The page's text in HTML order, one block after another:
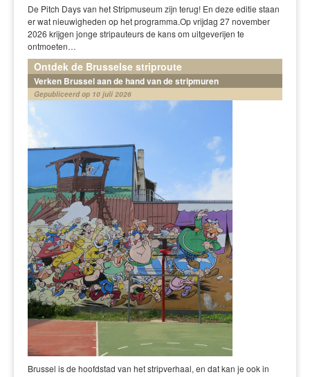
De Pitch Days van het Stripmuseum zijn terug! En deze editie staan
er wat nieuwigheden op het programma.Op vrijdag 27 november
2026 krijgen jonge stripauteurs de kans om uitgeverijen te
ontmoeten…
Ontdek de Brusselse striproute
Verken Brussel aan de hand van de stripmuren
Gepubliceerd op 10 juli 2026
Brussel is de hoofdstad van het stripverhaal, en dat kan je ook in